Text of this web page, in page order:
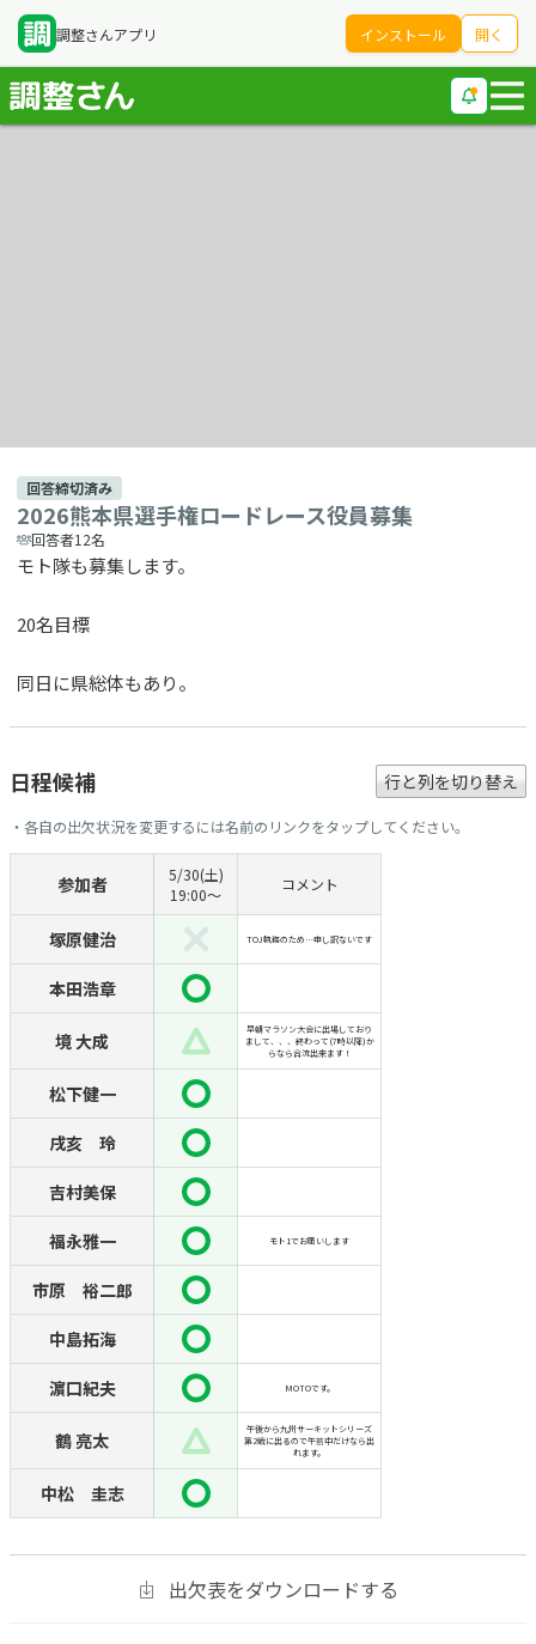
調整さんアプリ インストール 開く
回答締切済み
2026熊本県選手権ロードレース役員募集
回答者12名
モト隊も募集します。
20名目標
同日に県総体もあり。
日程候補 行と列を切り替え
・各自の出欠状況を変更するには名前のリンクをタップしてください。
参加者
5/30(土)
19:00〜
コメント
塚原健治 TOJ執務のため…申し訳ないです
本田浩章
境 大成
早朝マラソン大会に出場しており
まして、、、終わって(7時以降)か
らなら合流出来ます！
松下健一
戌亥 玲
吉村美保
福永雅一 モト1でお願いします
市原 裕二郎
中島拓海
濵口紀夫 MOTOです。
鶴 亮太
午後から九州サーキットシリーズ
第2戦に出るので午前中だけなら出
れます。
中松 圭志
出欠表をダウンロードする